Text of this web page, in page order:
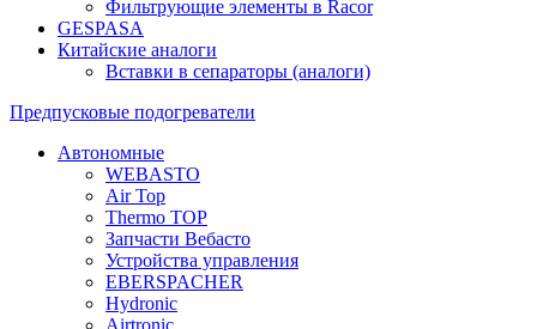
Фильтрующие элементы в Racor
GESPASA
Китайские аналоги
Вставки в сепараторы (аналоги)
Предпусковые подогреватели
Автономные
WEBASTO
Air Top
Thermo TOP
Запчасти Вебасто
Устройства управления
EBERSPACHER
Hydronic
Airtronic